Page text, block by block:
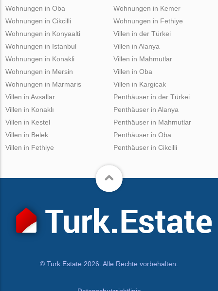
Wohnungen in Oba
Wohnungen in Cikcilli
Wohnungen in Kemer
Wohnungen in Fethiye
Wohnungen in Konyaalti
Wohnungen in Istanbul
Wohnungen in Konakli
Wohnungen in Mersin
Wohnungen in Marmaris
Villen in der Türkei
Villen in Alanya
Villen in Mahmutlar
Villen in Oba
Villen in Kargicak
Villen in Avsallar
Villen in Konaklı
Villen in Kestel
Villen in Belek
Villen in Fethiye
Penthäuser in der Türkei
Penthäuser in Alanya
Penthäuser in Mahmutlar
Penthäuser in Oba
Penthäuser in Cikcilli
© Turk.Estate 2026. Alle Rechte vorbehalten.